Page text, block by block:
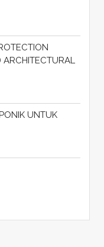
ARCHITECTURAL
UNTUK